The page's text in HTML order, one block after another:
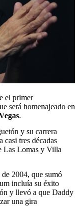
el primer
será homenajeado en
.
y su carrera
casi tres décadas
Las Lomas y Villa
2004, que sumó
incluía su éxito
y llevó a que Daddy
una gira